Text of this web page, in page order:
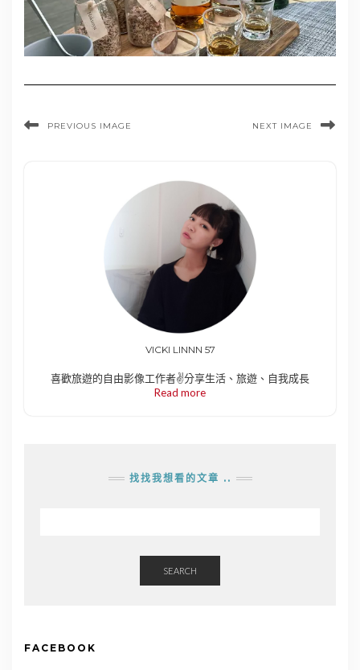
PREVIOUS IMAGE NEXT IMAGE
VICKI LINNN 57
喜歡旅遊的自由影像工作者✌️分享生活、旅遊、自我成長
Read more
找找我想看的文章 ..
SEARCH
FACEBOOK